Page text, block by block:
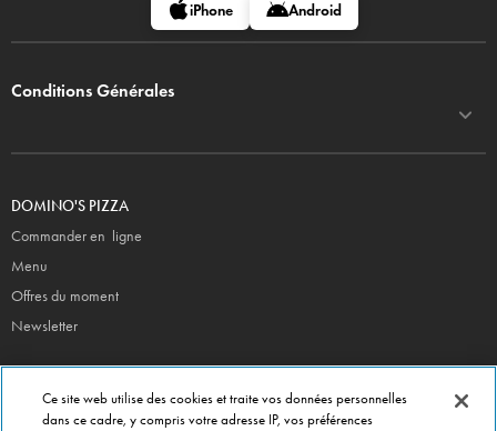
iPhone Android
Conditions Générales
DOMINO'S PIZZA
Commander en ligne
Menu
Offres du moment
Newsletter
Siège Social
Ce site web utilise des cookies et traite vos données personnelles
dans ce cadre, y compris votre adresse IP, vos préférences